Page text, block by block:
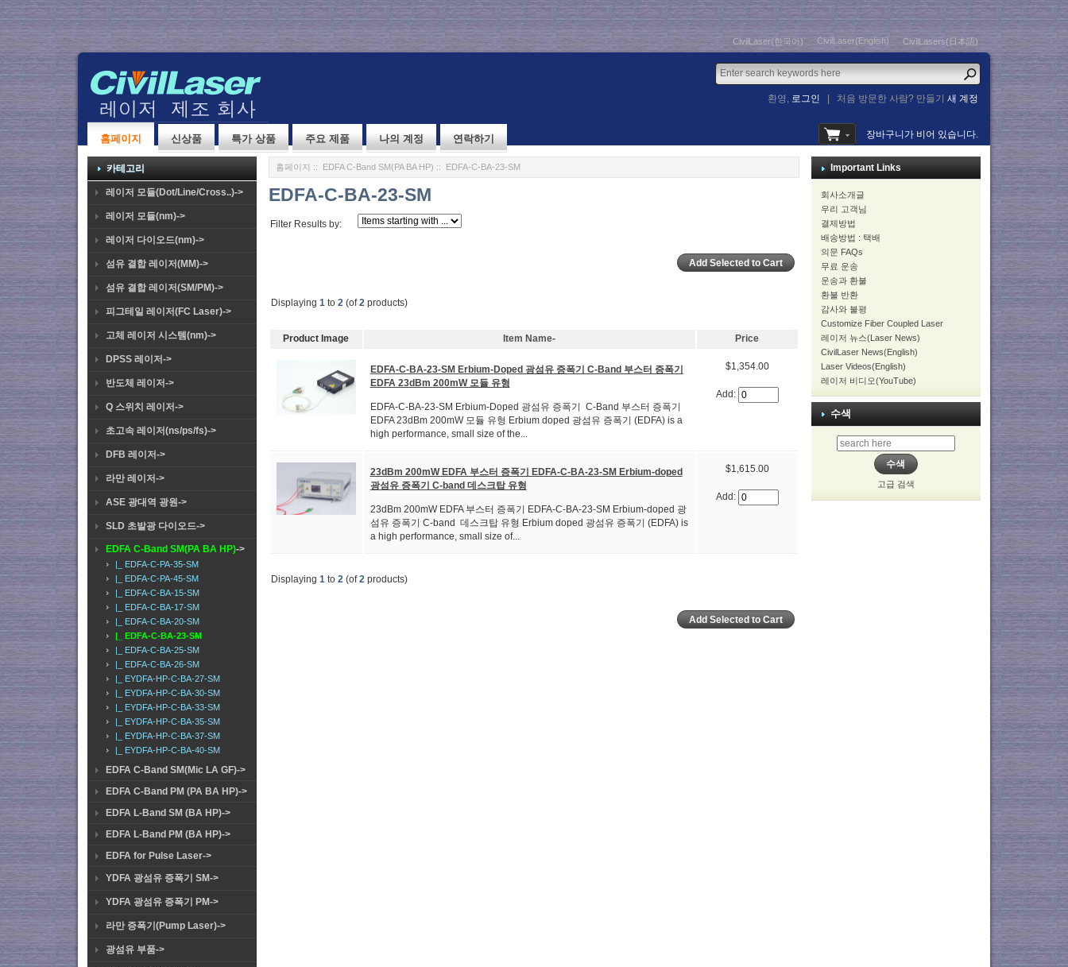
CivilLaser(한국어) CivilLaser(English) CivilLasers(日本語)
환영, 로그인 처음 방문한 사람? 만들기새 계정
홈페이지 신상품 특가 상품 주요 제품 나의 계정 연락하기 장바구니가 비어 있습니다.
카테고리
레이저 모듈(Dot/Line/Cross..)->
레이저 모듈(nm)->
레이저 다이오드(nm)->
섬유 결합 레이저(MM)->
섬유 결합 레이저(SM/PM)->
피그테일 레이저(FC Laser)->
고체 레이저 시스템(nm)->
DPSS 레이저->
반도체 레이저->
Q 스위치 레이저->
초고속 레이저(ns/ps/fs)->
DFB 레이저->
라만 레이저->
ASE 광대역 광원->
SLD 초발광 다이오드->
EDFA C-Band SM(PA BA HP)->
|_ EDFA-C-PA-35-SM
|_ EDFA-C-PA-45-SM
|_ EDFA-C-BA-15-SM
|_ EDFA-C-BA-17-SM
|_ EDFA-C-BA-20-SM
|_ EDFA-C-BA-23-SM
|_ EDFA-C-BA-25-SM
|_ EDFA-C-BA-26-SM
|_ EYDFA-HP-C-BA-27-SM
|_ EYDFA-HP-C-BA-30-SM
|_ EYDFA-HP-C-BA-33-SM
|_ EYDFA-HP-C-BA-35-SM
|_ EYDFA-HP-C-BA-37-SM
|_ EYDFA-HP-C-BA-40-SM
EDFA C-Band SM(Mic LA GF)->
EDFA C-Band PM (PA BA HP)->
EDFA L-Band SM (BA HP)->
EDFA L-Band PM (BA HP)->
EDFA for Pulse Laser->
YDFA 광섬유 증폭기 SM->
YDFA 광섬유 증폭기 PM->
라만 증폭기(Pump Laser)->
광섬유 부품->
홈페이지 :: EDFA C-Band SM(PA BA HP) :: EDFA-C-BA-23-SM
EDFA-C-BA-23-SM
Filter Results by:
Displaying 1to 2(of2products)
Product Image Item Name- Price
EDFA-C-BA-23-SM Erbium-Doped 광섬유 증폭기 C-Band 부스터 증폭기
EDFA 23dBm 200mW 모듈 유형
EDFA-C-BA-23-SM Erbium-Doped 광섬유 증폭기 C-Band 부스터 증폭기
EDFA 23dBm 200mW 모듈 유형 Erbium doped 광섬유 증폭기 (EDFA) is a
high performance, small size of the...
$1,354.00
Add:
23dBm 200mW EDFA 부스터 증폭기 EDFA-C-BA-23-SM Erbium-doped
광섬유 증폭기 C-band 데스크탑 유형
23dBm 200mW EDFA 부스터 증폭기 EDFA-C-BA-23-SM Erbium-doped 광
섬유 증폭기 C-band 데스크탑 유형 Erbium doped 광섬유 증폭기 (EDFA) is
a high performance, small size of...
$1,615.00
Add:
Displaying 1to 2(of2products)
Important Links
회사소개글
우리 고객님
결제방법
배송방법 : 택배
의문 FAQs
무료 운송
운송과 환불
환불 반환
감사와 불평
Customize Fiber Coupled Laser
레이저 뉴스(Laser News)
CivilLaser News(English)
Laser Videos(English)
레이저 비디오(YouTube)
수색
고급 검색